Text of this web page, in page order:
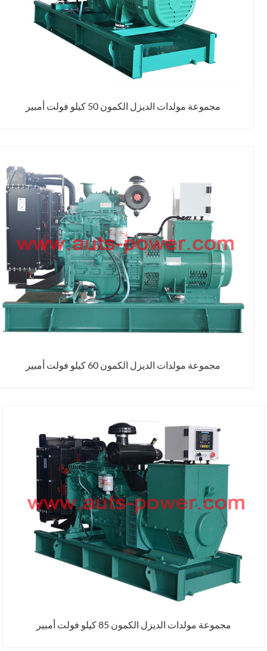
مجموعة مولدات الديزل الكمون 50 كيلو فولت أمبير
مجموعة مولدات الديزل الكمون 60 كيلو فولت أمبير
مولدات الديزل الكمون 85 كيلو فولت أمبير